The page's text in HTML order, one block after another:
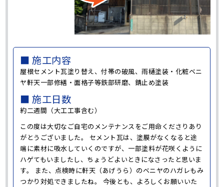
■ 施工内容
屋根セメント瓦塗り替え、付帯の破風、雨樋塗装・化粧ベニ
ヤ軒天一部修繕・面格子等鉄部研磨、錆止め塗装
■ 施工日数
約二週間（大工工事含む）
この度は大切なご自宅のメンテナンスをご用命くださりあり
がとうございました。 セメント瓦は、塗膜がなくなると途
端に素材に吸水していくのですが、一部塗料が花咲くように
ハゲてもいましたし、ちょうどよいときになさったと思いま
す。 また、点検時に軒天（あげうら）のベニヤのハガレもみ
つかり対処できましたね。 今後とも、よろしくお願いいた